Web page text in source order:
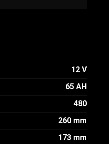
12 V
65 AH
480
260 mm
173 mm